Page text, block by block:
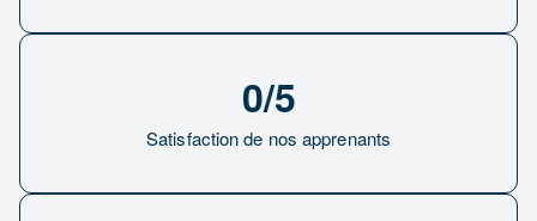
Satisfaction de nos apprenants
0/5